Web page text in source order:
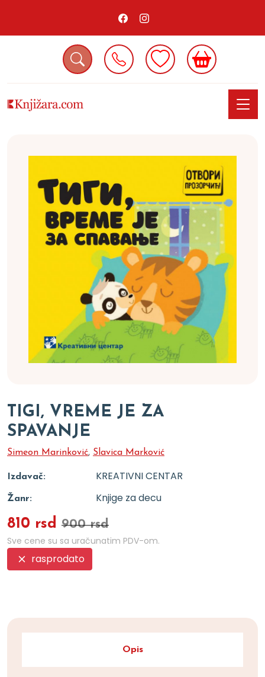
TIGI, VREME JE ZA
SPAVANJE
Simeon Marinković, Slavica Marković
Izdavač: KREATIVNI CENTAR
Žanr: Knjige za decu
810 rsd 900 rsd
Sve cene su sa uračunatim PDV-om.
rasprodato
Opis